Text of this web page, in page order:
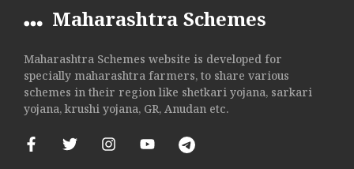
Maharashtra Schemes
Maharashtra Schemes website is developed for
specially maharashtra farmers, to share various
schemes in their region like shetkari yojana, sarkari
yojana, krushi yojana, GR, Anudan etc.